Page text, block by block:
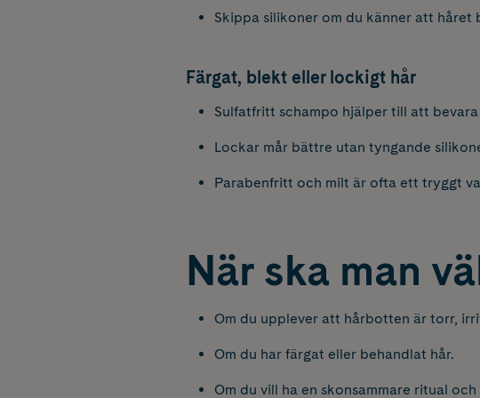
Skippa silikoner om du känner att
Färgat, blekt eller lockigt hår
Sulfatfritt schampo hjälper till att
Lockar mår bättre utan tyngande
Parabenfritt och milt är ofta ett tryggt
När ska man
Om du upplever att hårbotten är torr,
Om du har färgat eller behandlat hår.
Om du vill ha en skonsammare ritual